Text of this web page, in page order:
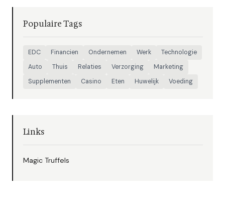
Populaire Tags
EDC Financien Ondernemen Werk
Technologie
Auto
Thuis Relaties Verzorging
Marketing
Supplementen
Casino Eten Huwelijk Voeding
Links
Magic Truffels